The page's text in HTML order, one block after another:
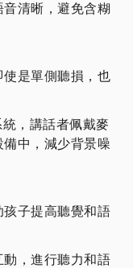
清晰，避免含糊
是單側聽損，也
，講話者佩戴麥
中，減少背景噪
子提高聽覺和語
，進行聽力和語